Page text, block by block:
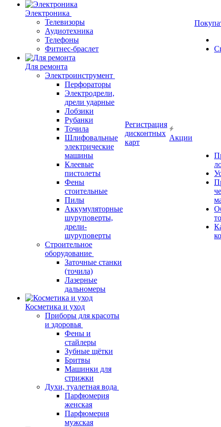
Электроника
Телевизоры
Аудиотехника
Телефоны
Фитнес-браслет
Для ремонта
Электроинструмент
Перфораторы
Электродрели,
дрели ударные
Лобзики
Рубанки
Точила
Шлифовальные
электрические
машины
Клеевые
пистолеты
Фены
стоительные
Пилы
Аккумуляторные
шуруповерты,
дрели-
шуруповерты
Строительное
оборудование
Заточные станки
(точила)
Лазерные
дальномеры
Косметика и уход
Приборы для красоты
и здоровья
Фены и
стайлеры
Зубные щётки
Бритвы
Машинки для
стрижки
Духи, туалетная вода
Парфюмерия
женская
Парфюмерия
мужская
Регистрация
дисконтных
карт
Акции